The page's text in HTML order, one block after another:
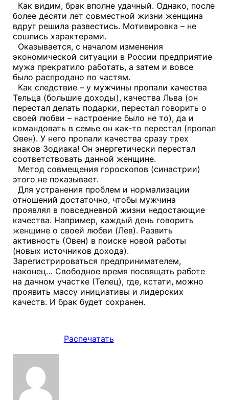
Как видим, брак вполне удачный. Однако, после
более десяти лет совместной жизни женщина
вдруг решила развестись. Мотивировка – не
сошлись характерами.
Оказывается, с началом изменения
экономической ситуации в России предприятие
мужа прекратило работать, а затем и вовсе
было распродано по частям.
Как следствие – у мужчины пропали качества
Тельца (большие доходы), качества Льва (он
перестал делать подарки, перестал говорить о
своей любви – настроение было не то), да и
командовать в семье он как-то перестал (пропал
Овен). У него пропали качества сразу трех
знаков Зодиака! Он энергетически перестал
соответствовать данной женщине.
Метод совмещения гороскопов (синастрии)
этого не показывает.
Для устранения проблем и нормализации
отношений достаточно, чтобы мужчина
проявлял в повседневной жизни недостающие
качества. Например, каждый день говорить
женщине о своей любви (Лев). Развить
активность (Овен) в поиске новой работы
(новых источников дохода).
Зарегистрироваться предпринимателем,
наконец… Свободное время посвящать работе
на дачном участке (Телец), где, кстати, можно
проявить массу инициативы и лидерских
качеств. И брак будет сохранен.
Распечатать